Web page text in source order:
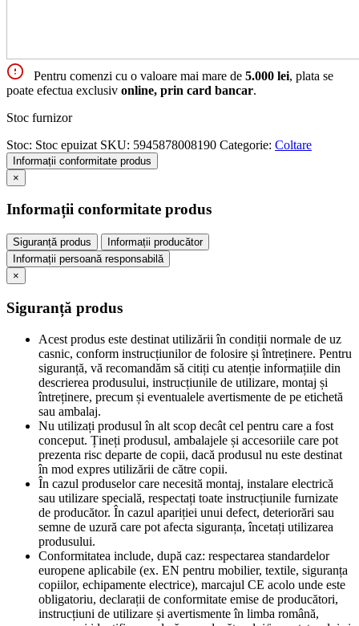
Pentru comenzi cu o valoare mai mare de 5.000 lei, plata se
poate efectua exclusiv online, prin card bancar.
Stoc furnizor
Stoc: Stoc epuizat SKU: 5945878008190 Categorie: Coltare
Informații conformitate produs
×
Informații conformitate produs
Siguranță produs
Informații producător
Informații persoană responsabilă
×
Siguranță produs
Acest produs este destinat utilizării în condiții normale de uz
casnic, conform instrucțiunilor de folosire și întreținere. Pentru
siguranță, vă recomandăm să citiți cu atenție informațiile din
descrierea produsului, instrucțiunile de utilizare, montaj și
întreținere, precum și eventualele avertismente de pe etichetă
sau ambalaj.
Nu utilizați produsul în alt scop decât cel pentru care a fost
conceput. Țineți produsul, ambalajele și accesoriile care pot
prezenta risc departe de copii, dacă produsul nu este destinat
în mod expres utilizării de către copii.
În cazul produselor care necesită montaj, instalare electrică
sau utilizare specială, respectați toate instrucțiunile furnizate
de producător. În cazul apariției unui defect, deteriorări sau
semne de uzură care pot afecta siguranța, încetați utilizarea
produsului.
Conformitatea include, după caz: respectarea standardelor
europene aplicabile (ex. EN pentru mobilier, textile, siguranța
copiilor, echipamente electrice), marcajul CE acolo unde este
obligatoriu, declarații de conformitate emise de producători,
instrucțiuni de utilizare și avertismente în limba română,